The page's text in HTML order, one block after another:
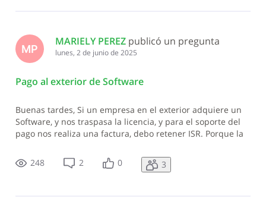
MP
MARIELY PEREZ publicó un pregunta
lunes, 2 de junio de 2025
Pago al exterior de Software
Buenas tardes, Si un empresa en el exterior adquiere un
Software, y nos traspasa la licencia, y para el soporte del
pago nos realiza una factura, debo retener ISR. Porque la
retiene ISR, pero en este caso no se adquirió directo. Nota:
la empresa q
248 2 0 3